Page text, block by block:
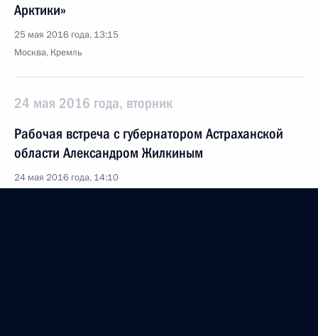
Арктики»
25 мая 2016 года, 13:15
Москва, Кремль
24 мая 2016 года, вторник
Рабочая встреча с губернатором Астраханской
области Александром Жилкиным
24 мая 2016 года, 14:10